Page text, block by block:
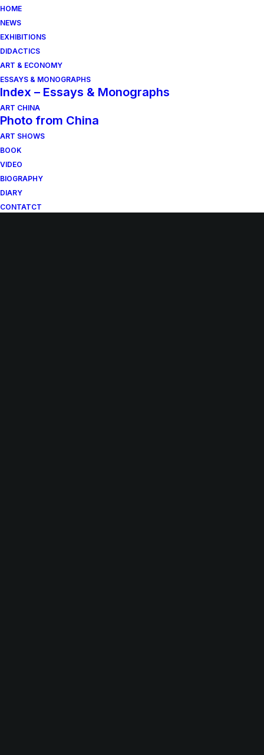
HOME
NEWS
EXHIBITIONS
DIDACTICS
ART & ECONOMY
ESSAYS & MONOGRAPHS
Index – Essays & Monographs
ART CHINA
Photo from China
ART SHOWS
BOOK
VIDEO
BIOGRAPHY
DIARY
CONTATCT